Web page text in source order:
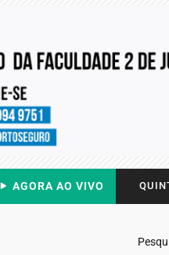
AGORA AO VIVO